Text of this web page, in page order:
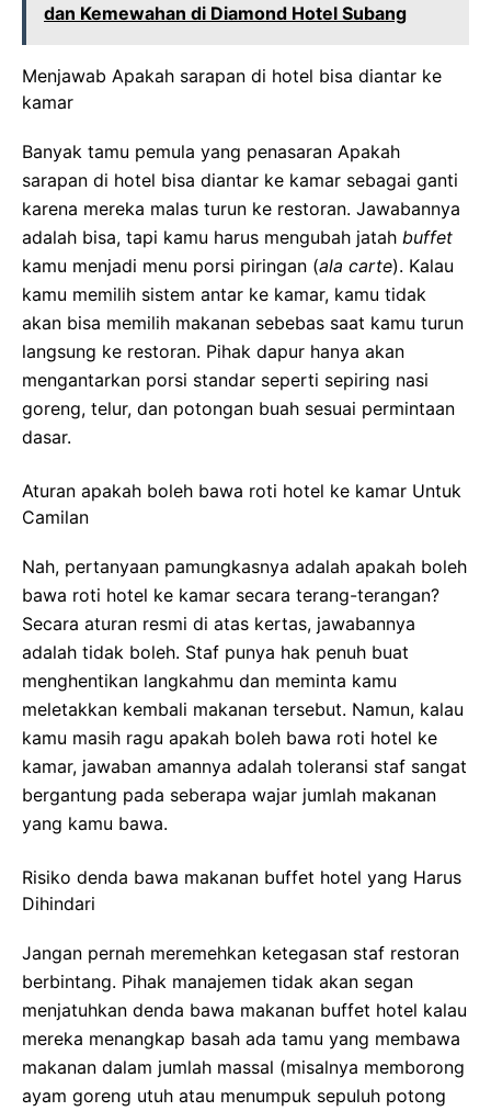
dan Kemewahan di Diamond Hotel Subang
Menjawab Apakah sarapan di hotel bisa diantar ke
kamar
Banyak tamu pemula yang penasaran Apakah
sarapan di hotel bisa diantar ke kamar sebagai ganti
karena mereka malas turun ke restoran. Jawabannya
adalah bisa, tapi kamu harus mengubah jatah buffet
kamu menjadi menu porsi piringan (ala carte). Kalau
kamu memilih sistem antar ke kamar, kamu tidak
akan bisa memilih makanan sebebas saat kamu turun
langsung ke restoran. Pihak dapur hanya akan
mengantarkan porsi standar seperti sepiring nasi
goreng, telur, dan potongan buah sesuai permintaan
dasar.
Aturan apakah boleh bawa roti hotel ke kamar Untuk
Camilan
Nah, pertanyaan pamungkasnya adalah apakah boleh
bawa roti hotel ke kamar secara terang-terangan?
Secara aturan resmi di atas kertas, jawabannya
adalah tidak boleh. Staf punya hak penuh buat
menghentikan langkahmu dan meminta kamu
meletakkan kembali makanan tersebut. Namun, kalau
kamu masih ragu apakah boleh bawa roti hotel ke
kamar, jawaban amannya adalah toleransi staf sangat
bergantung pada seberapa wajar jumlah makanan
yang kamu bawa.
Risiko denda bawa makanan buffet hotel yang Harus
Dihindari
Jangan pernah meremehkan ketegasan staf restoran
berbintang. Pihak manajemen tidak akan segan
menjatuhkan denda bawa makanan buffet hotel kalau
mereka menangkap basah ada tamu yang membawa
makanan dalam jumlah massal (misalnya memborong
ayam goreng utuh atau menumpuk sepuluh potong